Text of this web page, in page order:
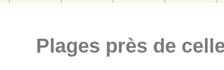
Plages près de